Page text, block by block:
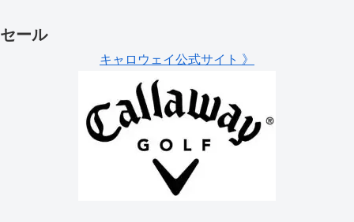
セール
キャロウェイ公式サイト 》